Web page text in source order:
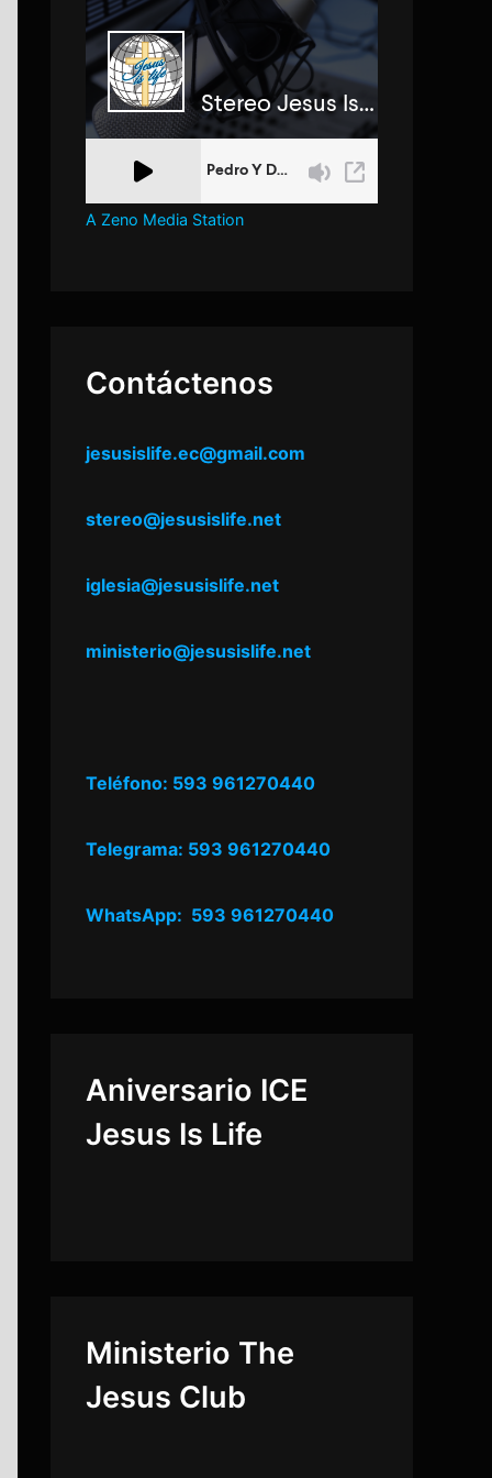
A Zeno Media Station
Contáctenos
jesusislife.ec@gmail.com
stereo@jesusislife.net
iglesia@jesusislife.net
ministerio@jesusislife.net
Teléfono: 593 961270440
Telegrama: 593 961270440
WhatsApp: 593 961270440
Aniversario ICE
Jesus Is Life
Ministerio The
Jesus Club